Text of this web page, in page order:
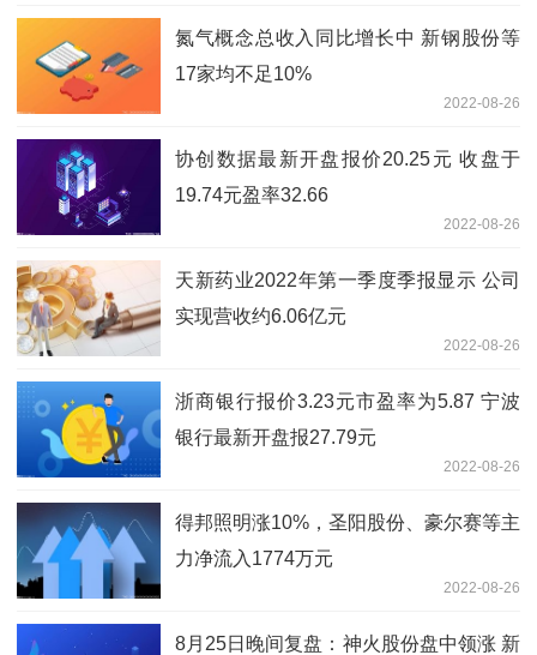
氮气概念总收入同比增长中 新钢股份等
17家均不足10%
2022-08-26
协创数据最新开盘报价20.25元 收盘于
19.74元盈率32.66
2022-08-26
天新药业2022年第一季度季报显示 公司
实现营收约6.06亿元
2022-08-26
浙商银行报价3.23元市盈率为5.87 宁波
银行最新开盘报27.79元
2022-08-26
得邦照明涨10%，圣阳股份、豪尔赛等主
力净流入1774万元
2022-08-26
8月25日晚间复盘：神火股份盘中领涨 新